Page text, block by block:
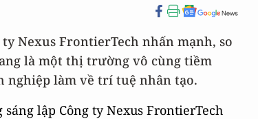
Nexus FrontierTech nhấn mạnh, so
là một thị trường vô cùng tiềm
nghiệp làm về trí tuệ nhân tạo.
lập Công ty Nexus FrontierTech